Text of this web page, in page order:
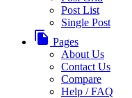
Post List
Single Post
file_copy Pages
About Us
Contact Us
Compare
Help / FAQ